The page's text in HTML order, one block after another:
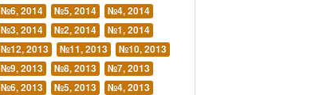
№6, 2014
№5, 2014
№4, 2014
№3, 2014
№2, 2014
№1, 2014
№12, 2013
№11, 2013
№10, 2013
№9, 2013
№8, 2013
№7, 2013
№6, 2013
№5, 2013
№4, 2013